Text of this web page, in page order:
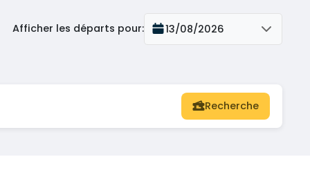
Afficher les départs pour: 13/08/2026
Recherche